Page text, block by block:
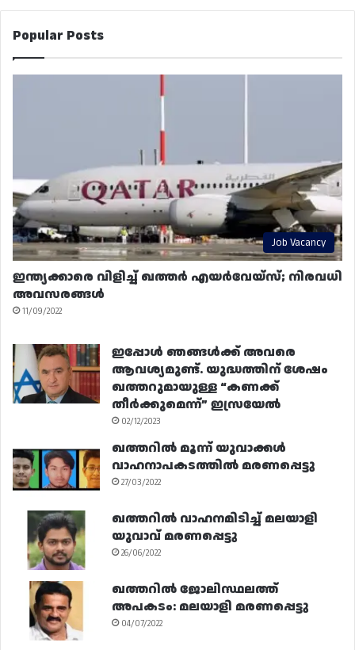
Popular Posts
Job Vacancy
ഇന്ത്യക്കാരെ വിളിച്ച് ഖത്തർ എയർവേയ്‌സ്; നിരവധി
അവസരങ്ങൾ
11/09/2022
ഇപ്പോൾ ഞങ്ങൾക്ക് അവരെ
ആവശ്യമുണ്ട്. യുദ്ധത്തിന് ശേഷം
ഖത്തറുമായുള്ള “കണക്ക്
തീർക്കുമെന്ന്” ഇസ്രയേൽ
02/12/2023
ഖത്തറിൽ മൂന്ന് യുവാക്കൾ
വാഹനാപകടത്തിൽ മരണപ്പെട്ടു
27/03/2022
ഖത്തറിൽ വാഹനമിടിച്ച് മലയാളി
യുവാവ് മരണപ്പെട്ടു
26/06/2022
ഖത്തറിൽ ജോലിസ്ഥലത്ത്
അപകടം: മലയാളി മരണപ്പെട്ടു
04/07/2022